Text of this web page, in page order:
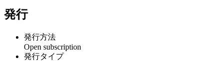
発行
発行方法
Open subscription
発行タイプ